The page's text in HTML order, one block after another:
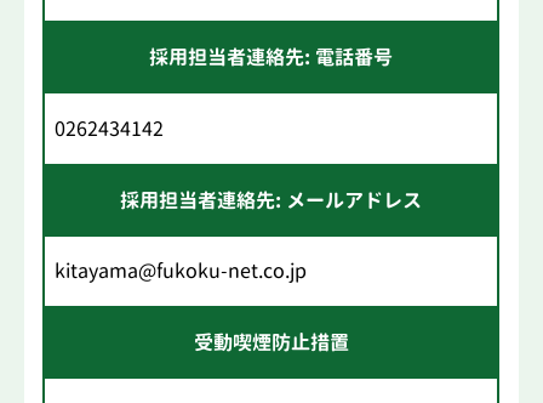
採用担当者連絡先: 電話番号
0262434142
採用担当者連絡先: メールアドレス
kitayama@fukoku-net.co.jp
受動喫煙防止措置